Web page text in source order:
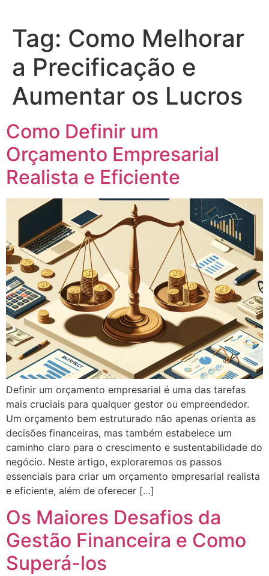
Tag: Como Melhorar
a Precificação e
Aumentar os Lucros
Como Definir um
Orçamento Empresarial
Realista e Eficiente
Definir um orçamento empresarial é uma das tarefas
mais cruciais para qualquer gestor ou empreendedor.
Um orçamento bem estruturado não apenas orienta as
decisões financeiras, mas também estabelece um
caminho claro para o crescimento e sustentabilidade do
negócio. Neste artigo, exploraremos os passos
essenciais para criar um orçamento empresarial realista
e eficiente, além de oferecer […]
Os Maiores Desafios da
Gestão Financeira e Como
Superá-los